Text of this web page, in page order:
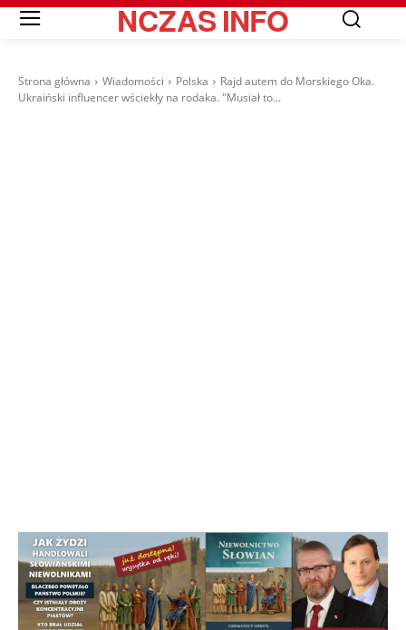
NCZASINFO
Strona główna Wiadomości Polska
Rajd autem do Morskiego Oka.
Ukraiński influencer wściekły na rodaka. "Musiał to...